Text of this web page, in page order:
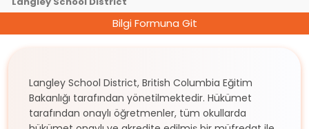
Bilgi Formuna Git
Langley School District, British Columbia Eğitim
Bakanlığı tarafından yönetilmektedir. Hükümet
tarafından onaylı öğretmenler, tüm okullarda